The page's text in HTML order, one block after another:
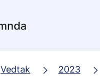
Vedtak 2023